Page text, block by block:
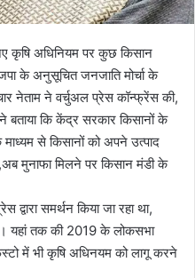
कृषि अधिनियम पर कुछ किसान
के अनुसूचित जनजाति मोर्चा के
नेताम ने वर्चुअल प्रेस कॉन्फ्रेंस की,
बताया कि केंद्र सरकार किसानों के
से किसानों को अपने उत्पाद
मुनाफा मिलने पर किसान मंडी के
समर्थन किया जा रहा था,
यहां तक की 2019 के लोकसभा
में भी कृषि अधिनयम को लागू करने